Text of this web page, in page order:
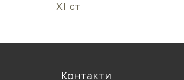
ХІ ст
Контакти